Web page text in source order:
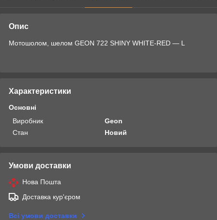
Опис
Мотошолом, шелом GEON 722 SHINY WHITE-RED — L
Характеристики
Основні
Виробник
Geon
Стан
Новий
Умови доставки
Нова Пошта
Доставка кур'єром
Всі умови доставки